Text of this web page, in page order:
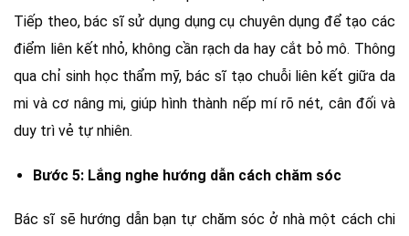
Tiếp theo, bác sĩ sử dụng dụng cụ chuyên dụng để tạo các
điểm liên kết nhỏ, không cần rạch da hay cắt bỏ mô. Thông
qua chỉ sinh học thẩm mỹ, bác sĩ tạo chuỗi liên kết giữa da
mi và cơ nâng mi, giúp hình thành nếp mí rõ nét, cân đối và
duy trì vẻ tự nhiên.
Bước 5: Lắng nghe hướng dẫn cách chăm sóc
Bác sĩ sẽ hướng dẫn bạn tự chăm sóc ở nhà một cách chi